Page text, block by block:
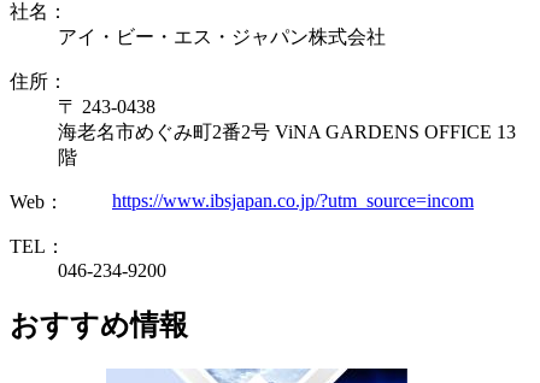
社名：
アイ・ビー・エス・ジャパン株式会社
住所：
〒 243-0438
海老名市めぐみ町2番2号 ViNA GARDENS OFFICE 13
階
Web： https://www.ibsjapan.co.jp/?utm_source=incom
TEL：
046-234-9200
おすすめ情報